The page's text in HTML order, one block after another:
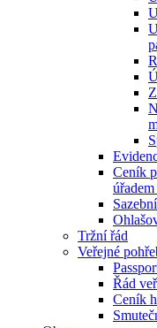
Ceník
Tržní řád
Veřejné
Řád
Ceník